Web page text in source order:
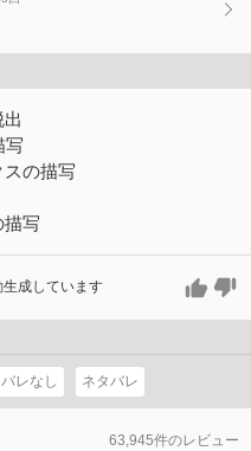
写
の描写
描写
成しています
レなし ネタバレ
63,945件のレビュー